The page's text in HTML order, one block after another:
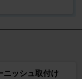
ニッシュ取付け